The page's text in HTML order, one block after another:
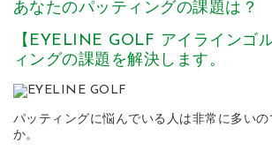
あなたのパッティングの課題は？
【EYELINE GOLF アイラインゴ
ィングの課題を解決します。
パッティングに悩んでいる人は非常に多いの
か。